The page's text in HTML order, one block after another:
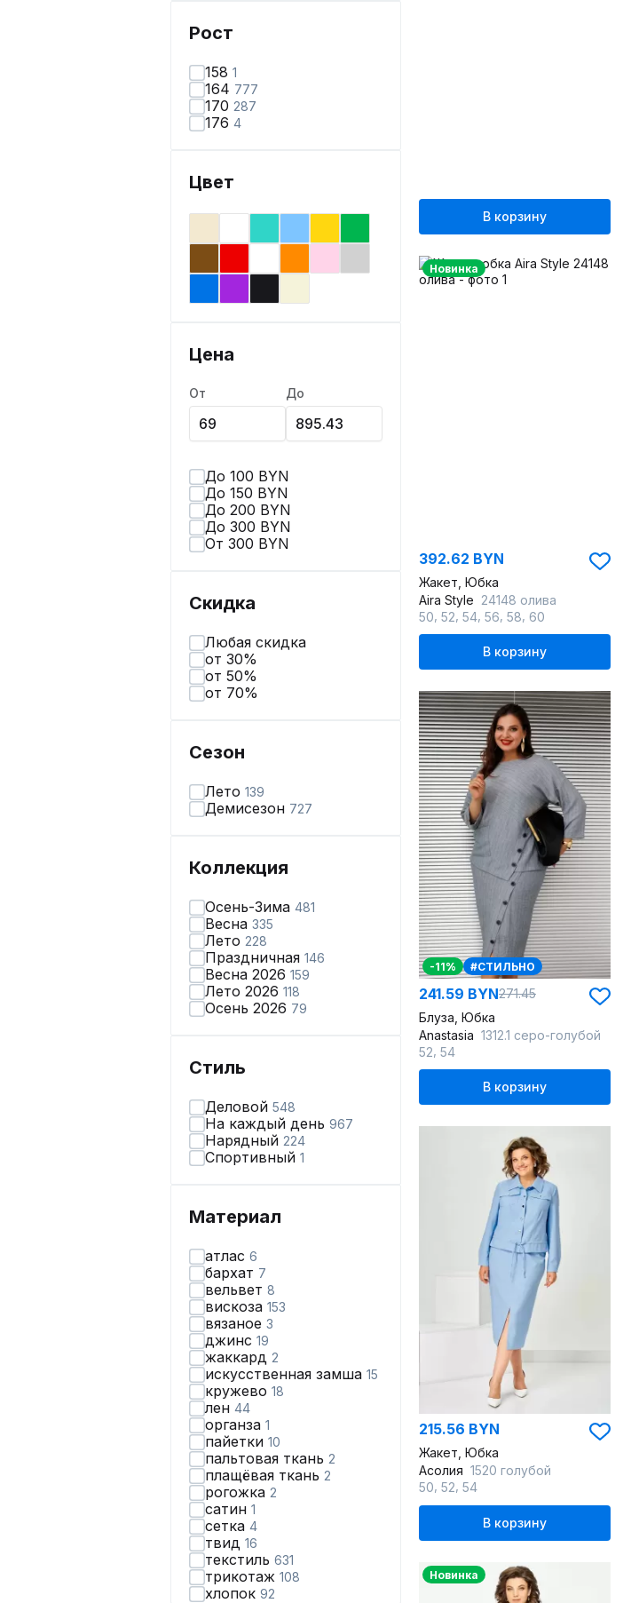
Рост
158 1
164 777
170 287
176 4
Цвет
Цена
От До
До 100 BYN
До 150 BYN
До 200 BYN
До 300 BYN
От 300 BYN
Скидка
Любая скидка
от 30%
от 50%
от 70%
Сезон
Лето 139
Демисезон 727
Коллекция
Осень-Зима 481
Весна 335
Лето 228
Праздничная 146
Весна 2026 159
Лето 2026 118
Осень 2026 79
Стиль
Деловой 548
На каждый день 967
Нарядный 224
Спортивный 1
Материал
атлас 6
бархат 7
вельвет 8
вискоза 153
вязаное 3
джинс 19
жаккард 2
искусственная замша 15
кружево 18
лен 44
органза 1
пайетки 10
пальтовая ткань 2
плащёвая ткань 2
рогожка 2
сатин 1
сетка 4
твид 16
текстиль 631
трикотаж 108
хлопок 92
В корзину
Новинка
392.62 BYN
Жакет, Юбка
Aira Style 24148 олива
50 52 54 56 58 60
В корзину
-11% #СТИЛЬНО
241.59 BYN271.45
Блуза, Юбка
Anastasia 1312.1 серо-голубой
52 54
В корзину
215.56 BYN
Жакет, Юбка
Асолия 1520 голубой
50 52 54
В корзину
Новинка